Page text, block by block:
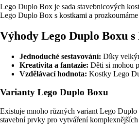
Lego Duplo Box je sada stavebnicových
Lego Duplo Box s kostkami a
Výhody Lego Duplo Boxu
Jednoduché sestavování: Díky
Kreativita a fantazie: Děti si mohou
Vzdělávací hodnota: Kostky Lego
Varianty Lego Duplo Boxu
Existuje mnoho různých variant Lego
stavební prvky pro vytváření